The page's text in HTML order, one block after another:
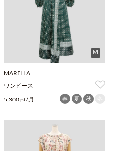
M
MARELLA
ワンピース
5,300 pt/月 春 夏 秋